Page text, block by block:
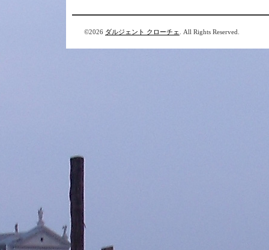
©2026 ダルジェント クローチェ . All Rights Reserved.